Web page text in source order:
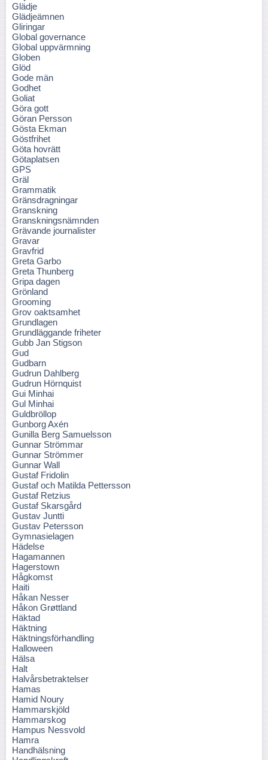
Glädje
Glädjeämnen
Gliringar
Global governance
Global uppvärmning
Globen
Glöd
Gode män
Godhet
Goliat
Göra gott
Göran Persson
Gösta Ekman
Göstfrihet
Göta hovrätt
Götaplatsen
GPS
Gräl
Grammatik
Gränsdragningar
Granskning
Granskningsnämnden
Grävande journalister
Gravar
Gravfrid
Greta Garbo
Greta Thunberg
Gripa dagen
Grönland
Grooming
Grov oaktsamhet
Grundlagen
Grundläggande friheter
Gubb Jan Stigson
Gud
Gudbarn
Gudrun Dahlberg
Gudrun Hörnquist
Gui Minhai
Gul Minhai
Guldbröllop
Gunborg Axén
Gunilla Berg Samuelsson
Gunnar Strömmar
Gunnar Strömmer
Gunnar Wall
Gustaf Fridolin
Gustaf och Matilda Pettersson
Gustaf Retzius
Gustaf Skarsgård
Gustav Juntti
Gustav Petersson
Gymnasielagen
Hädelse
Hagamannen
Hagerstown
Hågkomst
Haiti
Håkan Nesser
Håkon Grøttland
Häktad
Häktning
Häktningsförhandling
Halloween
Hälsa
Halt
Halvårsbetraktelser
Hamas
Hamid Noury
Hammarskjöld
Hammarskog
Hampus Nessvold
Hamra
Handhälsning